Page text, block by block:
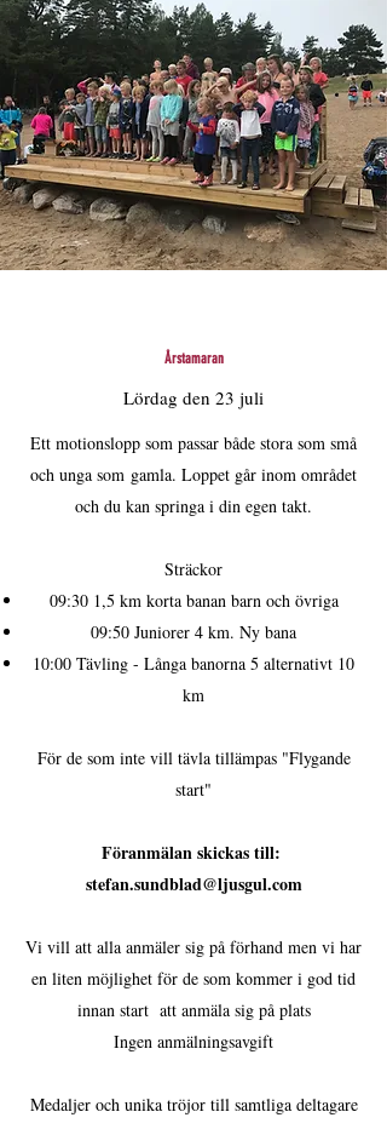
Årstamaran
Lördag den 23 juli
Ett motionslopp som passar både stora som små
och unga som gamla. Loppet går inom området
och du kan springa i din egen takt.
Sträckor
09:30 1,5 km korta banan barn och övriga
09:50 Juniorer 4 km. Ny bana
10:00 Tävling - Långa banorna 5 alternativt 10
km
För de som inte vill tävla tillämpas "Flygande
start"
Föranmälan skickas till:
stefan.sundblad@ljusgul.com
Vi vill att alla anmäler sig på förhand men vi har
en liten möjlighet för de som kommer i god tid
innan start att anmäla sig på plats
Ingen anmälningsavgift
Medaljer och unika tröjor till samtliga deltagare